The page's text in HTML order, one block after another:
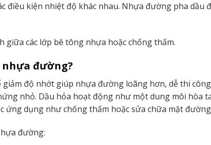
điều kiện nhiệt độ khác nhau. Nhựa đường pha dầu
các lớp bê tông nhựa hoặc chống thấm.
nhựa đường?
độ nhớt giúp nhựa đường loãng hơn, dễ thi
nhỏ. Dầu hỏa hoạt động như một dung môi hòa
ứng dụng như chống thấm hoặc sửa chữa mặt
đường: